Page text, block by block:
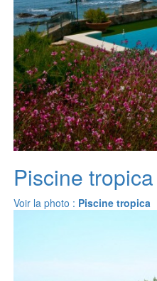
Piscine tropica
Voir la photo : Piscine tropica